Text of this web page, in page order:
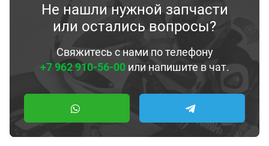
Не нашли нужной запчасти
или остались вопросы?
Свяжитесь с нами по телефону
+7 962 910-56-00или напишите в чат.